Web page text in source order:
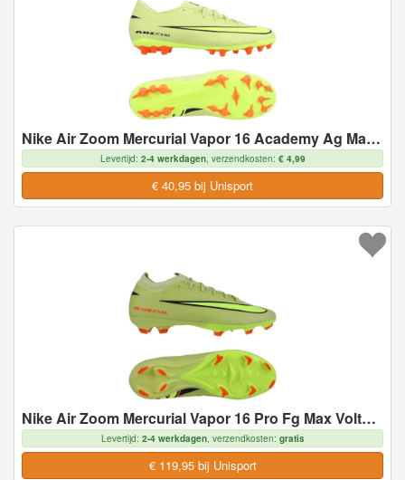
Nike Air Zoom Mercurial Vapor 16 Academy Ag Max Voltage - Geel/neon/oranje - Kunstgras (Ag), maat 45
Levertijd: 2-4 werkdagen, verzendkosten: € 4,99
€ 40,95 bij Unisport
Nike Air Zoom Mercurial Vapor 16 Pro Fg Max Voltage - Geel/neon/oranje - Natuurgras (Fg), maat 45
Levertijd: 2-4 werkdagen, verzendkosten: gratis
€ 119,95 bij Unisport